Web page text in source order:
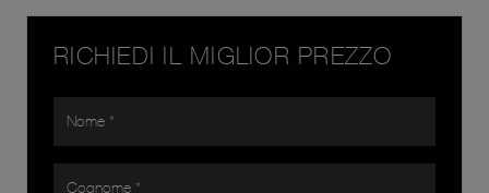
RICHIEDI IL MIGLIOR PREZZO